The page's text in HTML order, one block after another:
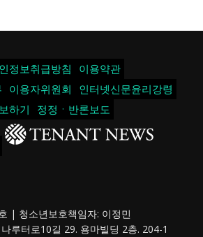
정보취급방침
이용약관
이용자위원회
인터넷신문윤리강령
하기 정정ㆍ반론보도
| 청소년보호책임자: 이정민
루터로10길 29. 용마빌딩 2층. 204-1